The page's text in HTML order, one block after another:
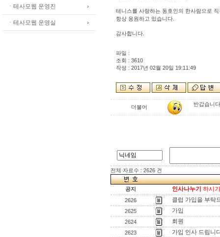
ㆍ테사모웹 운영진
ㆍ테사모웹 운영실
테니스를 사랑하는 동호인의 한사람으로
항상 응원하고 있습니다.
감사합니다.
파일 :
조회 : 3610
작성 : 2017년 02월 20일 19:11:49
더불어 반갑습니
전체 자료수 : 2626 건
공지 인사나누기 하시
2626 클럽 가입을 부탁
2625 가입
2624 회원
2623 가입 인사 드립니